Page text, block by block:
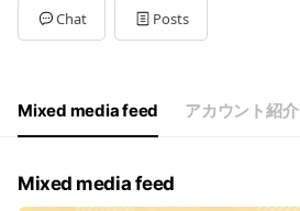
Chat Posts
Mixed media feed アカウント紹介
Mixed media feed